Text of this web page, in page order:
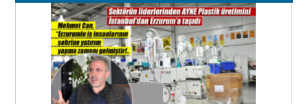
Kenan GÜLERCİ
Murat Şahsuvaroğlu ERKON’da
çıtayı yukarı taşırken,
yönetimdekiler aşağı
çekmemeli!
17 Şubat 2026 Salı Orhan BOZKURT